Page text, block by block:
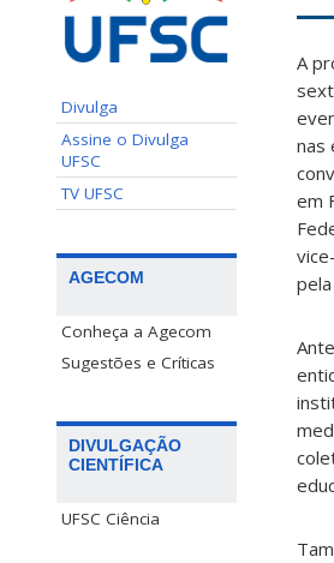
Divulga
Assine o Divulga
UFSC
TV UFSC
AGECOM
Conheça a Agecom
Sugestões e Críticas
DIVULGAÇÃO
CIENTÍFICA
UFSC Ciência
A
nas
em